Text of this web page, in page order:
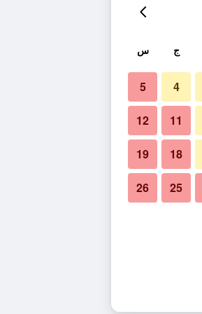
ج س
4
5
11
12
18
19
25
26